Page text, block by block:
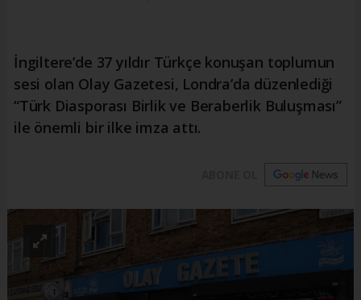
İngiltere’de 37 yıldır Türkçe konuşan toplumun
sesi olan Olay Gazetesi, Londra’da düzenlediği
“Türk Diasporası Birlik ve Beraberlik Buluşması”
ile önemli bir ilke imza attı.